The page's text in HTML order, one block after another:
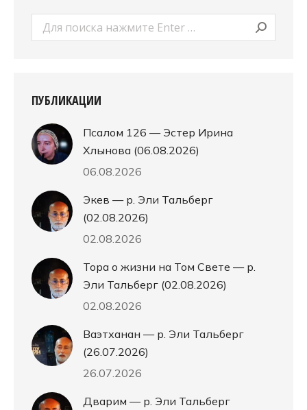
Поиск:
ПУБЛИКАЦИИ
Псалом 126 — Эстер Ирина
Хлынова (06.08.2026)
06.08.2026
Экев — р. Эли Тальберг
(02.08.2026)
02.08.2026
Тора о жизни на Том Свете — р.
Эли Тальберг (02.08.2026)
02.08.2026
Ваэтханан — р. Эли Тальберг
(26.07.2026)
26.07.2026
Дварим — р. Эли Тальберг